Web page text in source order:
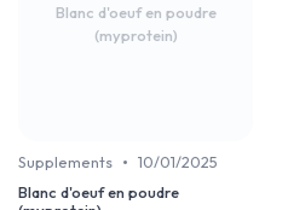
Blanc d'oeuf en poudre
(myprotein)
Supplements • 10/01/2025
Blanc d'oeuf en poudre